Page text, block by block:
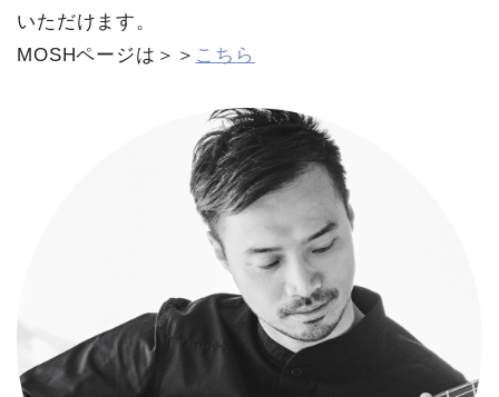
いただけます。
MOSHページは＞＞ こちら